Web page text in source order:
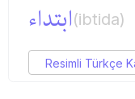
ابتداء(ibtida)
Resimli Türkçe